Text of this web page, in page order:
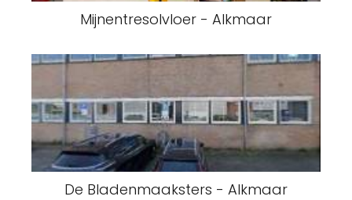
Mijnentresolvloer - Alkmaar
De Bladenmaaksters - Alkmaar